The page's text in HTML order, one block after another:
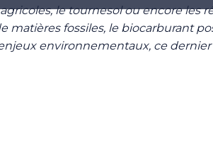
le tournesol ou encore les
fossiles, le biocarburant
environnementaux, ce